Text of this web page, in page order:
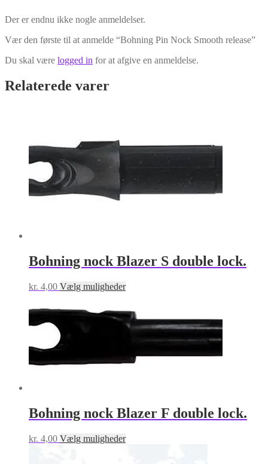
Der er endnu ikke nogle anmeldelser.
Vær den første til at anmelde “Bohning Pin Nock Smooth release”
Du skal være logged in for at afgive en anmeldelse.
Relaterede varer
Bohning nock Blazer S double lock.
kr. 4,00 Vælg mulighederDette
flere
varianter.
Mulighederne
vælges
Bohning nock Blazer F double lock.
kr. 4,00 Vælg mulighederDette